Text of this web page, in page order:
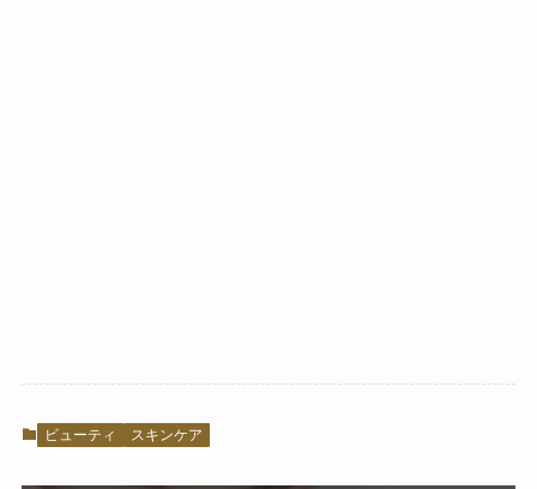
ビューティ スキンケア